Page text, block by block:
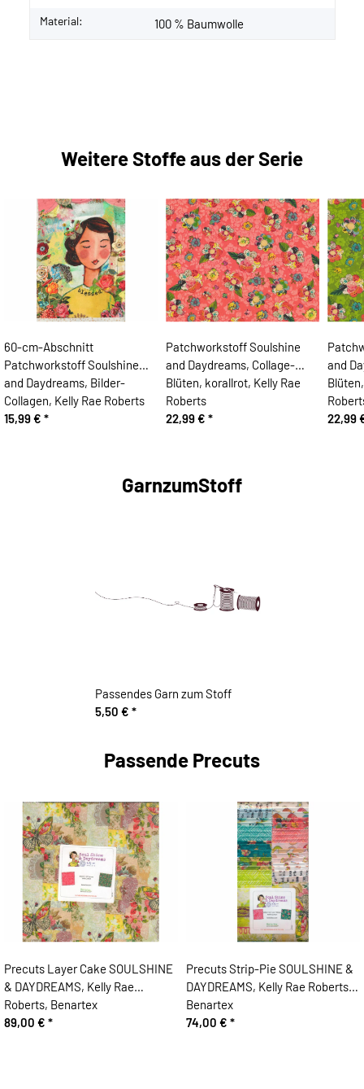
Material: 100 % Baumwolle
Weitere Stoffe aus der Serie
60-cm-Abschnitt
Patchworkstoff Soulshine
and Daydreams, Bilder-
Collagen, Kelly Rae Roberts
15,99 € *
Patchworkstoff Soulshine
and Daydreams, Collage-
Blüten, korallrot, Kelly Rae
Roberts
22,99 € *
and
22,99
GarnzumStoff
Passendes Garn zum Stoff
5,50 € *
Passende Precuts
Precuts Layer Cake SOULSHINE
& DAYDREAMS, Kelly Rae
Roberts, Benartex
89,00 € *
Precuts Strip-Pie SOULSHINE &
DAYDREAMS, Kelly Rae Roberts,
Benartex
74,00 € *